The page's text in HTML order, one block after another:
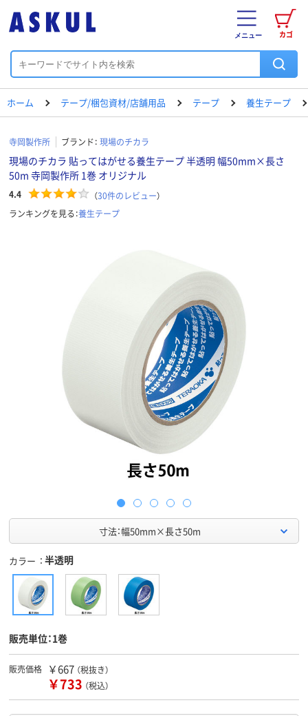
カゴ
メニュー
ホーム テープ/梱包資材/店舗用品 テープ 養生テープ
寺岡製作所 ブランド： 現場のチカラ
現場のチカラ 貼ってはがせる養生テープ 半透明 幅50mm×長さ
50m 寺岡製作所 1巻 オリジナル
4.4 （30件のレビュー）
ランキングを見る：養生テープ
寸法：幅50mm×長さ50m
カラー 半透明
販売単位：1巻
販売価格 ￥667 （税抜き）
￥733 （税込）